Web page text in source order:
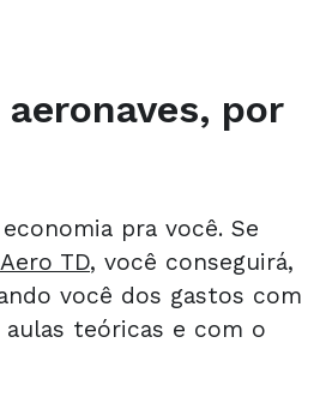
por
pra você. Se
TD, você conseguirá,
você dos gastos com
teóricas e com o